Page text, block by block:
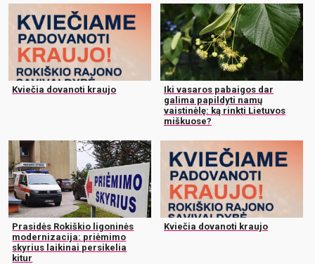
Kviečia dovanoti kraujo
Iki vasaros pabaigos dar
galima papildyti namų
vaistinėlę: ką rinkti Lietuvos
miškuose?
Prasidės Rokiškio ligoninės
modernizacija: priėmimo
skyrius laikinai persikelia
kitur
Kviečia dovanoti kraujo